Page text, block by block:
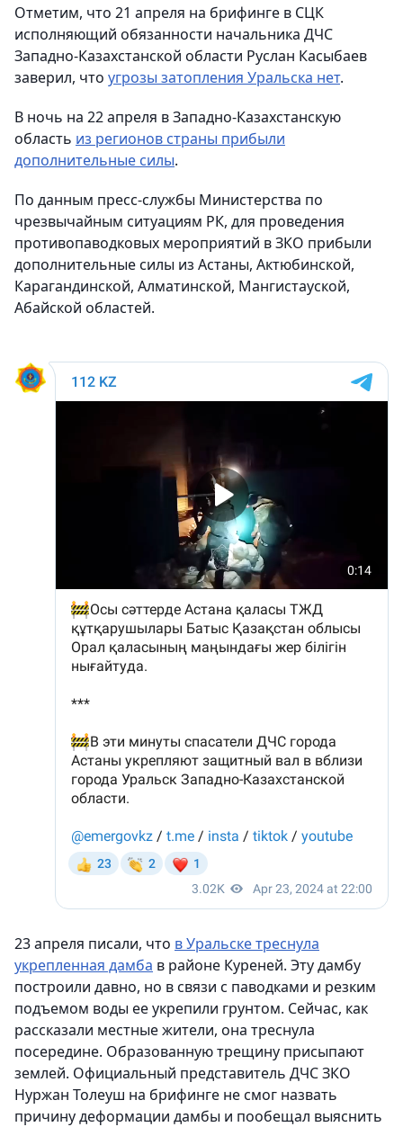
Отметим, что 21 апреля на брифинге в СЦК
исполняющий обязанности начальника ДЧС
Западно-Казахстанской области Руслан Касыбаев
заверил, что угрозы затопления Уральска нет.
В ночь на 22 апреля в Западно-Казахстанскую
область из регионов страны прибыли
дополнительные силы.
По данным пресс-службы Министерства по
чрезвычайным ситуациям РК, для проведения
противопаводковых мероприятий в ЗКО прибыли
дополнительные силы из Астаны, Актюбинской,
Карагандинской, Алматинской, Мангистауской,
Абайской областей.
23 апреля писали, что в Уральске треснула
укрепленная дамба в районе Куреней. Эту дамбу
построили давно, но в связи с паводками и резким
подъемом воды ее укрепили грунтом. Сейчас, как
рассказали местные жители, она треснула
посередине. Образованную трещину присыпают
землей. Официальный представитель ДЧС ЗКО
Нуржан Толеуш на брифинге не смог назвать
причину деформации дамбы и пообещал выяснить